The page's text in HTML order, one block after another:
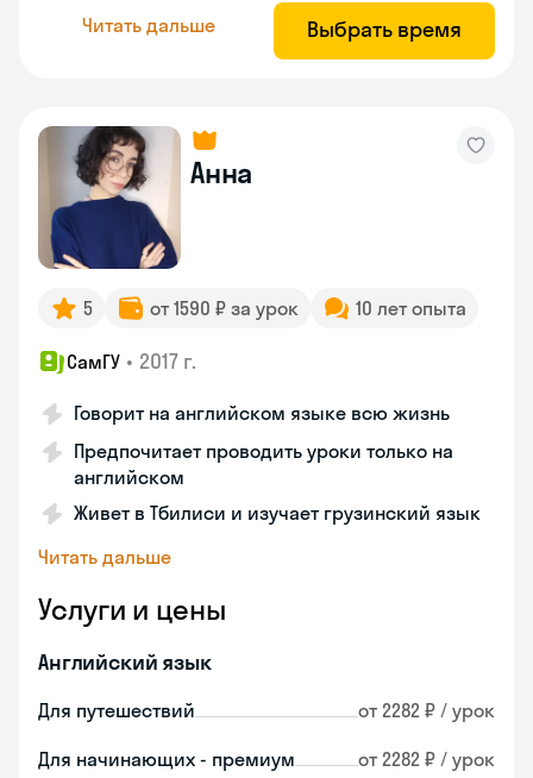
Читать дальше Выбрать время
Анна
5 от 1590 ₽ за урок 10 лет опыта
СамГУ • 2017 г.
Говорит на английском языке всю жизнь
Предпочитает проводить уроки только на
английском
Живет в Тбилиси и изучает грузинский язык
Читать дальше
Услуги и цены
Английский язык
Для путешествий от 2282 ₽ / урок
Для начинающих - премиум от 2282 ₽ / урок